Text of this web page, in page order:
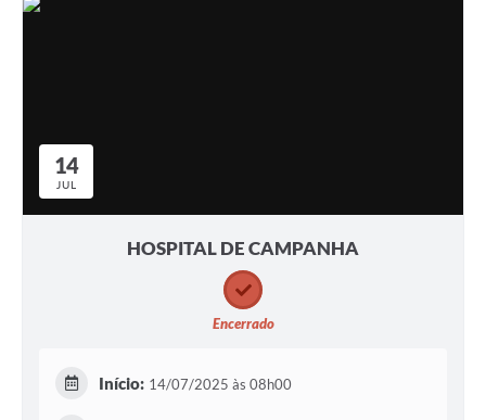
14
JUL
HOSPITAL DE CAMPANHA
Encerrado
Início: 14/07/2025 às 08h00